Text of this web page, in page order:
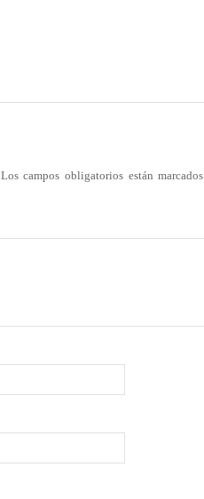
Los campos obligatorios están marcados